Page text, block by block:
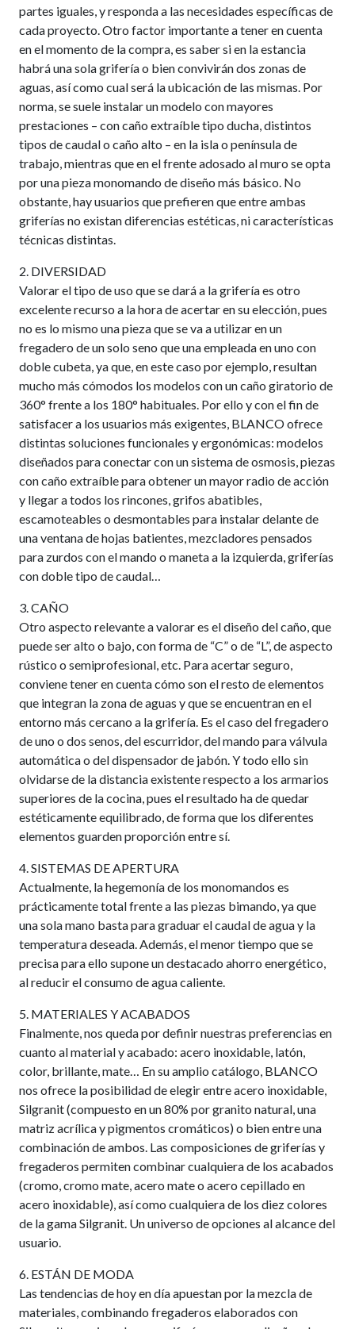
partes iguales, y responda a las necesidades específicas de
cada proyecto. Otro factor importante a tener en cuenta
en el momento de la compra, es saber si en la estancia
habrá una sola grifería o bien convivirán dos zonas de
aguas, así como cual será la ubicación de las mismas. Por
norma, se suele instalar un modelo con mayores
prestaciones – con caño extraíble tipo ducha, distintos
tipos de caudal o caño alto – en la isla o península de
trabajo, mientras que en el frente adosado al muro se opta
por una pieza monomando de diseño más básico. No
obstante, hay usuarios que prefieren que entre ambas
griferías no existan diferencias estéticas, ni características
técnicas distintas.
2. DIVERSIDAD
Valorar el tipo de uso que se dará a la grifería es otro
excelente recurso a la hora de acertar en su elección, pues
no es lo mismo una pieza que se va a utilizar en un
fregadero de un solo seno que una empleada en uno con
doble cubeta, ya que, en este caso por ejemplo, resultan
mucho más cómodos los modelos con un caño giratorio de
360° frente a los 180° habituales. Por ello y con el fin de
satisfacer a los usuarios más exigentes, BLANCO ofrece
distintas soluciones funcionales y ergonómicas: modelos
diseñados para conectar con un sistema de osmosis, piezas
con caño extraíble para obtener un mayor radio de acción
y llegar a todos los rincones, grifos abatibles,
escamoteables o desmontables para instalar delante de
una ventana de hojas batientes, mezcladores pensados
para zurdos con el mando o maneta a la izquierda, griferías
con doble tipo de caudal…
3. CAÑO
Otro aspecto relevante a valorar es el diseño del caño, que
puede ser alto o bajo, con forma de “C” o de “L”, de aspecto
rústico o semiprofesional, etc. Para acertar seguro,
conviene tener en cuenta cómo son el resto de elementos
que integran la zona de aguas y que se encuentran en el
entorno más cercano a la grifería. Es el caso del fregadero
de uno o dos senos, del escurridor, del mando para válvula
automática o del dispensador de jabón. Y todo ello sin
olvidarse de la distancia existente respecto a los armarios
superiores de la cocina, pues el resultado ha de quedar
estéticamente equilibrado, de forma que los diferentes
elementos guarden proporción entre sí.
4. SISTEMAS DE APERTURA
Actualmente, la hegemonía de los monomandos es
prácticamente total frente a las piezas bimando, ya que
una sola mano basta para graduar el caudal de agua y la
temperatura deseada. Además, el menor tiempo que se
precisa para ello supone un destacado ahorro energético,
al reducir el consumo de agua caliente.
5. MATERIALES Y ACABADOS
Finalmente, nos queda por definir nuestras preferencias en
cuanto al material y acabado: acero inoxidable, latón,
color, brillante, mate… En su amplio catálogo, BLANCO
nos ofrece la posibilidad de elegir entre acero inoxidable,
Silgranit (compuesto en un 80% por granito natural, una
matriz acrílica y pigmentos cromáticos) o bien entre una
combinación de ambos. Las composiciones de griferías y
fregaderos permiten combinar cualquiera de los acabados
(cromo, cromo mate, acero mate o acero cepillado en
acero inoxidable), así como cualquiera de los diez colores
de la gama Silgranit. Un universo de opciones al alcance del
usuario.
6. ESTÁN DE MODA
Las tendencias de hoy en día apuestan por la mezcla de
materiales, combinando fregaderos elaborados con